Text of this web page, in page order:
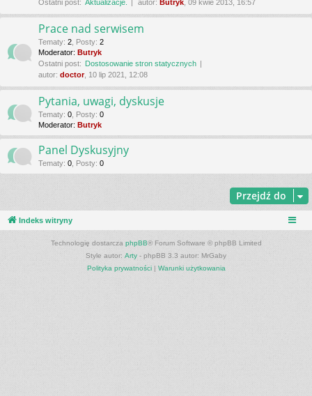
Ostatni post: Aktualizacje. autor: Butryk , 09 kwie 2013, 16:57
Prace nad serwisem
Tematy: 2 Posty: 2
Moderator: Butryk
Ostatni post: Dostosowanie stron statycznych
autor: doctor, 10 lip 2021, 12:08
Pytania, uwagi, dyskusje
Tematy: 0 Posty: 0
Moderator: Butryk
Panel Dyskusyjny
Tematy: 0 Posty: 0
Przejdź do
Indeks witryny
Technologię dostarcza phpBB® Forum Software © phpBB Limited
Style autor: Arty - phpBB 3.3 autor: MrGaby
Polityka prywatności| Warunki użytkowania